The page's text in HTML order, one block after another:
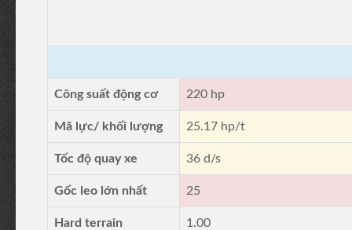
Công suất động cơ 220 hp
Mã lực/ khối lượng 25.17 hp/t
Tốc độ quay xe 36 d/s
Gốc leo lớn nhất 25
Hard terrain
1.00